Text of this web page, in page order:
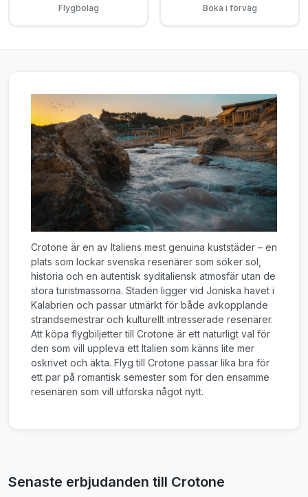
Flygbolag Boka i förväg
Crotone är en av Italiens mest genuina kuststäder – en
plats som lockar svenska resenärer som söker sol,
historia och en autentisk syditaliensk atmosfär utan de
stora turistmassorna. Staden ligger vid Joniska havet i
Kalabrien och passar utmärkt för både avkopplande
strandsemestrar och kulturellt intresserade resenärer.
Att köpa flygbiljetter till Crotone är ett naturligt val för
den som vill uppleva ett Italien som känns lite mer
oskrivet och äkta. Flyg till Crotone passar lika bra för
ett par på romantisk semester som för den ensamme
resenären som vill utforska något nytt.
Senaste erbjudanden till Crotone